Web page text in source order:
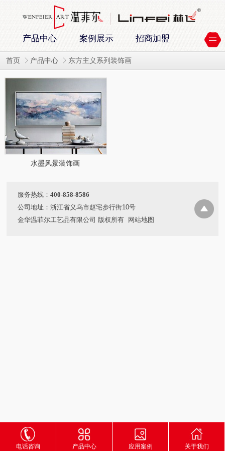
产品中心 案例展示 招商加盟
首页 产品中心 东方主义系列装饰画
水墨风景装饰画
服务热线： 400-858-8586
公司地址：浙江省义乌市赵宅步行街10号
金华温菲尔工艺品有限公司 版权所有
网站地图
电话咨询 产品中心 应用案例 关于我们